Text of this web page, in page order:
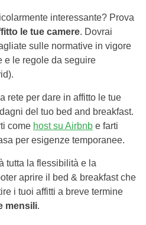
interessante? Prova
le tue camere. Dovrai
sulle normative in vigore
e le regole da seguire
rete per dare in affitto le tue
del tuo bed and breakfast.
come host su Airbnb e farti
per esigenze temporanee.
tutta la flessibilità e la
aprire il bed & breakfast che
i tuoi affitti a breve termine
mensili.